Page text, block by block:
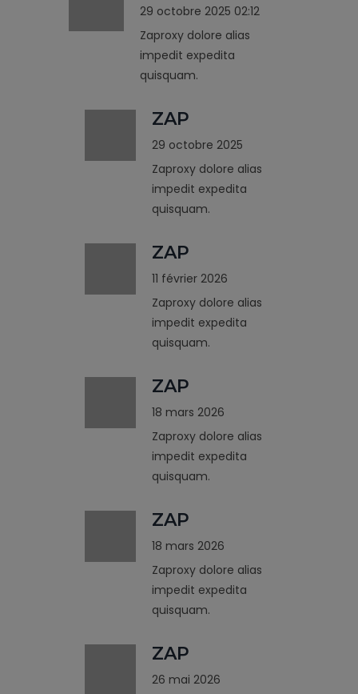
29 octobre 2025 02:12
Zaproxy dolore alias
impedit expedita
quisquam.
ZAP
29 octobre 2025
Zaproxy dolore alias
impedit expedita
quisquam.
ZAP
11 février 2026
Zaproxy dolore alias
impedit expedita
quisquam.
ZAP
18 mars 2026
Zaproxy dolore alias
impedit expedita
quisquam.
ZAP
18 mars 2026
Zaproxy dolore alias
impedit expedita
quisquam.
ZAP
26 mai 2026